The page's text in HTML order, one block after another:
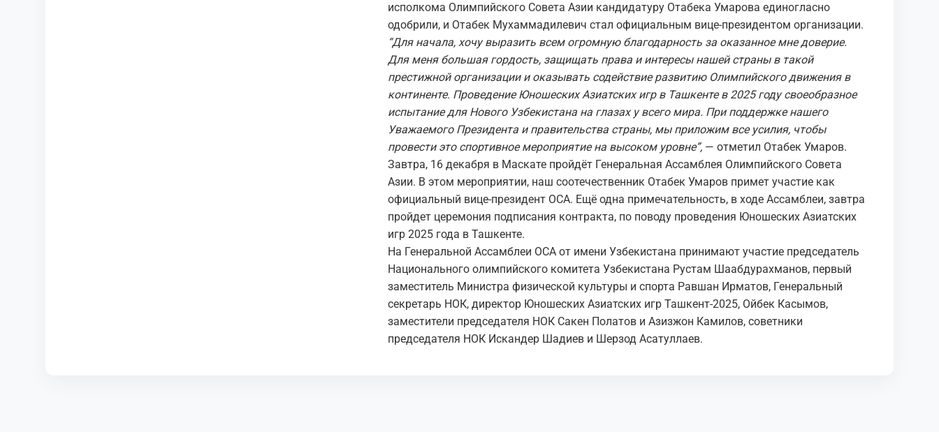
исполкома Олимпийского Совета Азии кандидатуру Отабека Умарова единогласно
одобрили, и Отабек Мухаммадилевич стал официальным вице-президентом организации.
“Для начала, хочу выразить всем огромную благодарность за оказанное мне доверие.
Для меня большая гордость, защищать права и интересы нашей страны в такой
престижной организации и оказывать содействие развитию Олимпийского движения в
континенте. Проведение Юношеских Азиатских игр в Ташкенте в 2025 году своеобразное
испытание для Нового Узбекистана на глазах у всего мира. При поддержке нашего
Уважаемого Президента и правительства страны, мы приложим все усилия, чтобы
провести это спортивное мероприятие на высоком уровне”, — отметил Отабек Умаров.
Завтра, 16 декабря в Маскате пройдёт Генеральная Ассамблея Олимпийского Совета
Азии. В этом мероприятии, наш соотечественник Отабек Умаров примет участие как
официальный вице-президент ОСА. Ещё одна примечательность, в ходе Ассамблеи, завтра
пройдет церемония подписания контракта, по поводу проведения Юношеских Азиатских
игр 2025 года в Ташкенте.
На Генеральной Ассамблеи ОСА от имени Узбекистана принимают участие председатель
Национального олимпийского комитета Узбекистана Рустам Шаабдурахманов, первый
заместитель Министра физической культуры и спорта Равшан Ирматов, Генеральный
секретарь НОК, директор Юношеских Азиатских игр Ташкент-2025, Ойбек Касымов,
заместители председателя НОК Сакен Полатов и Азизжон Камилов, советники
председателя НОК Искандер Шадиев и Шерзод Асатуллаев.